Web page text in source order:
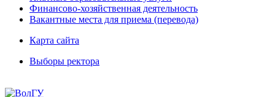
Финансово-хозяйственная деятельность
Вакантные места для приема (перевода)
Карта сайта
Выборы ректора